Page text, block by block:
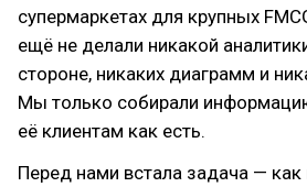
супермаркетах для крупных
ещё не делали никакой
стороне, никаких диаграмм и
Мы только собирали
её клиентам как есть.
Перед нами встала задача —